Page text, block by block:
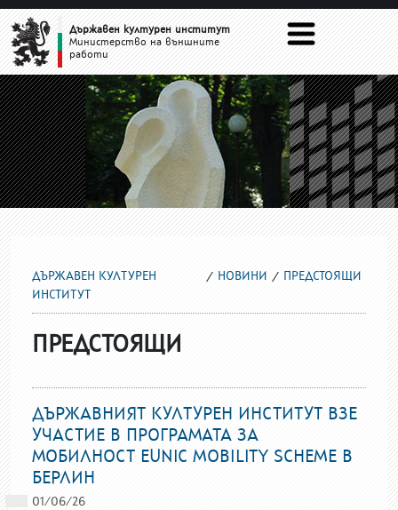
ПРЕДСТОЯЩИ
Държавен културен институт
Министерство на външните
работи
ДЪРЖАВЕН КУЛТУРЕН
ИНСТИТУТ
НОВИНИ ПРЕДСТОЯЩИ
ПРЕДСТОЯЩИ
ДЪРЖАВНИЯТ КУЛТУРЕН ИНСТИТУТ ВЗЕ
УЧАСТИЕ В ПРОГРАМАТА ЗА
МОБИЛНОСТ EUNIC MOBILITY SCHEME В
БЕРЛИН
01/06/26